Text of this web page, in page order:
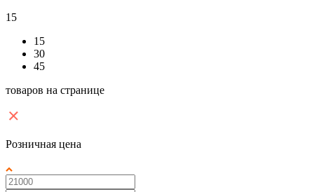
15
15
30
45
товаров на странице
Розничная цена